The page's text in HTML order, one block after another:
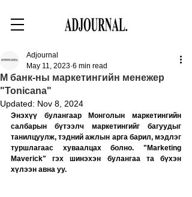
М банк-ны маркетингийн менежер
"Tonicana"
Adjournal
May 11, 2023 6 min read
Updated: Nov 8, 2024
Энэхүү булангаар Монголын маркетингийн
салбарын бүтээлч маркетингийг багуудыг
танилцуулж, тэдний ажлын арга барил, мэдлэг
туршлагаас хуваалцах болно. "Marketing
Maverick" гэх шинэхэн булангаа та бүхэн
хүлээн авна уу.